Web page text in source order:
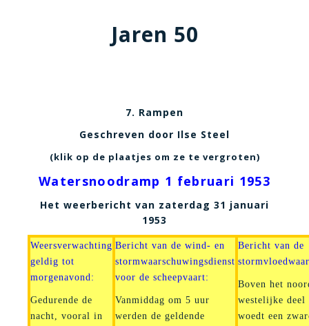
Jaren 50
7. Rampen
Geschreven door Ilse Steel
(klik op de plaatjes om ze te vergroten)
Watersnoodramp 1 februari 1953
Het weerbericht van zaterdag 31 januari
1953
Weersverwachting
geldig tot
morgenavond:
Gedurende de
nacht, vooral in
Bericht van de wind- en
stormwaarschuwingsdienst
voor de scheepvaart:
Vanmiddag om 5 uur
werden de geldende
Bericht van de
Boven het
westelijke deel
woedt een